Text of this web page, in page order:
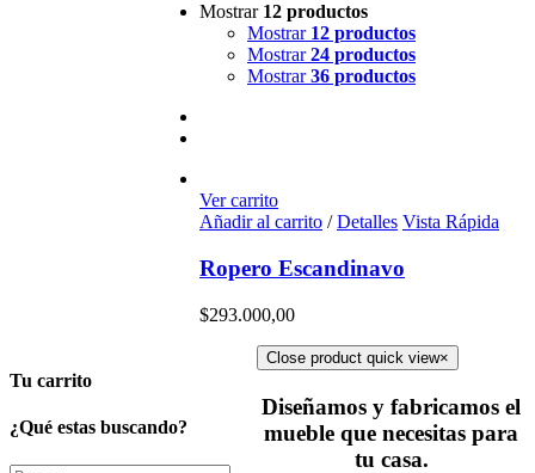
Mostrar 12 productos
Mostrar 12 productos
Mostrar24 productos
Mostrar36 productos
Ver carrito
Añadir al carrito / Detalles Vista Rápida
Ropero Escandinavo
$293.000,00
Tu carrito
¿Qué estas buscando?
Close product quick view×
Diseñamos y fabricamos el
mueble que necesitas para
tu casa.